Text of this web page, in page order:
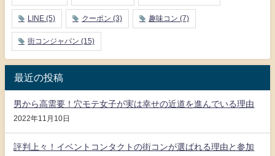
LINE (5) クーポン (3) 趣味コン (7)
街コンジャパン (15)
最近の投稿
男から高需要！穴モテ女子が実は幸せの近道を進んでいる理由
2022年11月10日
評判上々！イベントコンタクトの街コンが選ばれる理由と参加